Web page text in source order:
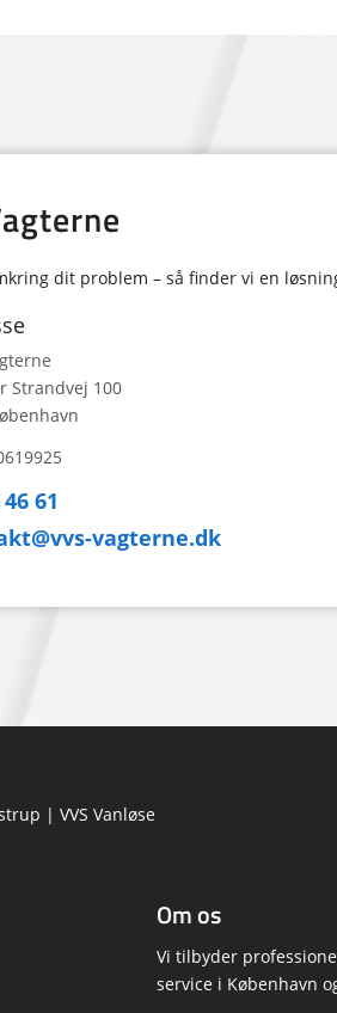
dit problem – så finder vi en
Strandvej 100
61
vagterne.dk
| VVS Vanløse
Om os
Vi tilbyder
service i København